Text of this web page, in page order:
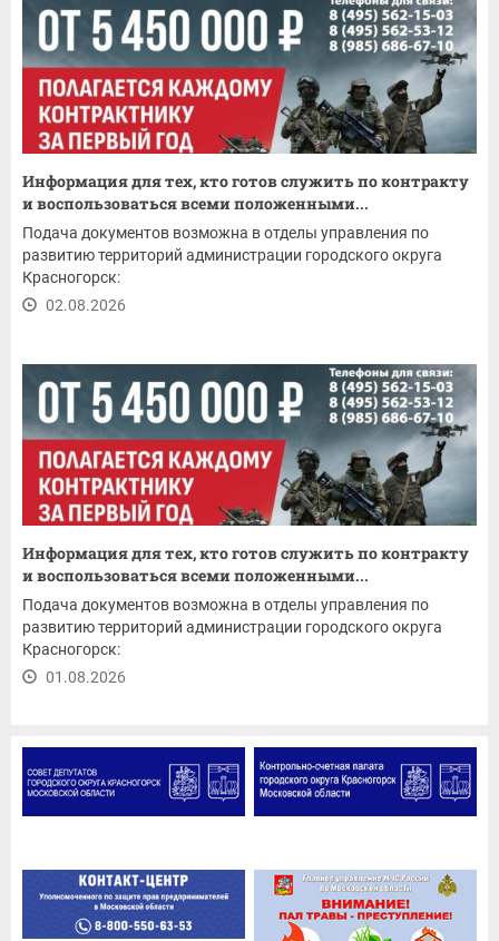
Информация для тех, кто готов служить по контракту
и воспользоваться всеми положенными...
Подача документов возможна в отделы управления по
развитию территорий администрации городского округа
Красногорск:
02.08.2026
Информация для тех, кто готов служить по контракту
и воспользоваться всеми положенными...
Подача документов возможна в отделы управления по
развитию территорий администрации городского округа
Красногорск:
01.08.2026